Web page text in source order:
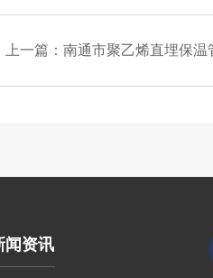
上一篇：南通市聚乙烯直埋保温
闻资讯